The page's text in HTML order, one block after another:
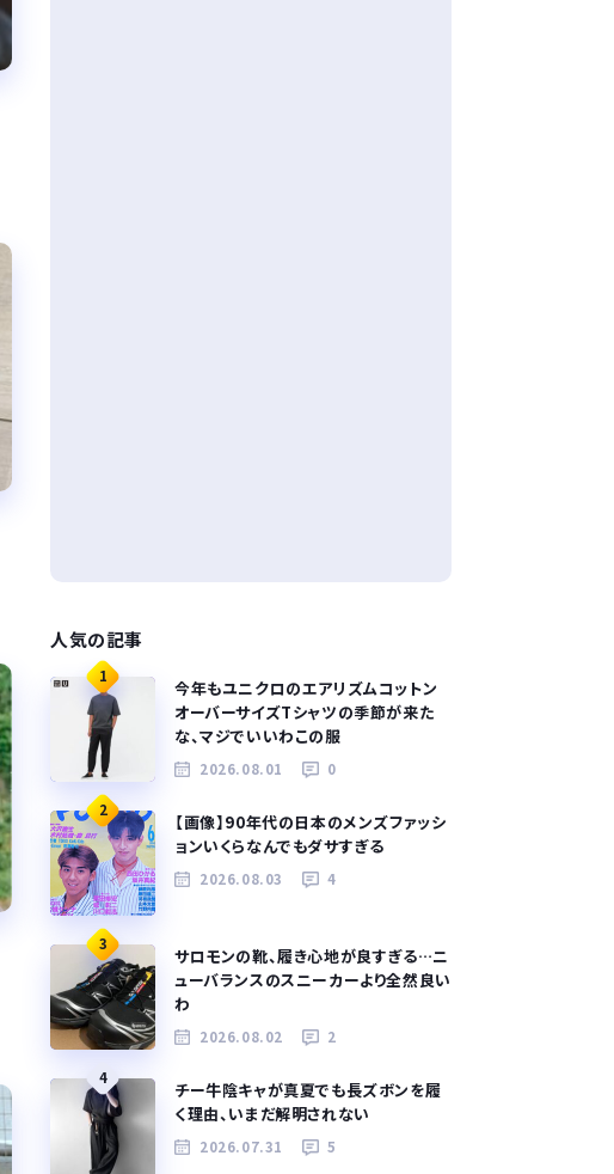
人気の記事
1
今年もユニクロのエアリズムコットン
オーバーサイズTシャツの季節が来た
な、マジでいいわこの服
2026.08.01 0
2
【画像】90年代の日本のメンズファッシ
ョンいくらなんでもダサすぎる
2026.08.03 4
3
サロモンの靴、履き心地が良すぎる…ニ
ューバランスのスニーカーより全然良い
わ
2026.08.02 2
4
チー牛陰キャが真夏でも長ズボンを履
く理由、いまだ解明されない
2026.07.31 5